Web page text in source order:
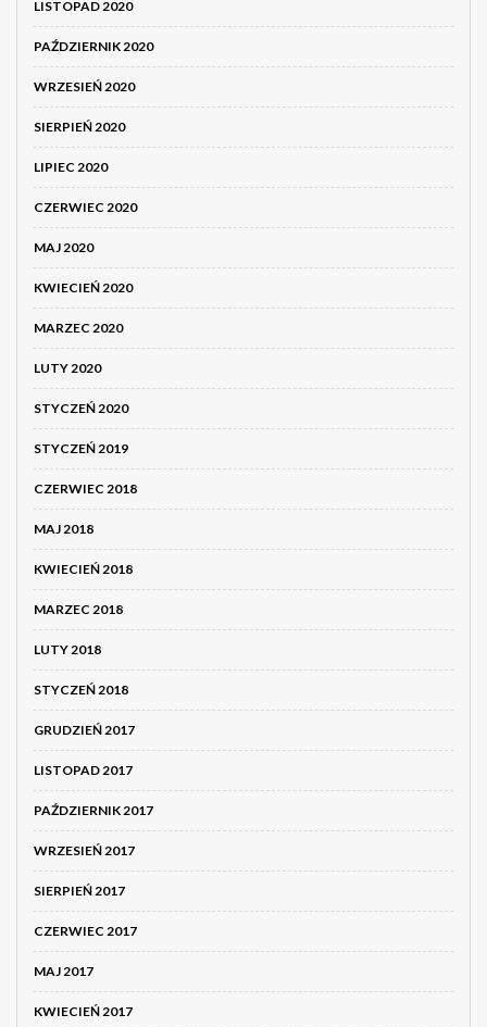
LISTOPAD 2020
PAŹDZIERNIK 2020
WRZESIEŃ 2020
SIERPIEŃ 2020
LIPIEC 2020
CZERWIEC 2020
MAJ 2020
KWIECIEŃ 2020
MARZEC 2020
LUTY 2020
STYCZEŃ 2020
STYCZEŃ 2019
CZERWIEC 2018
MAJ 2018
KWIECIEŃ 2018
MARZEC 2018
LUTY 2018
STYCZEŃ 2018
GRUDZIEŃ 2017
LISTOPAD 2017
PAŹDZIERNIK 2017
WRZESIEŃ 2017
SIERPIEŃ 2017
CZERWIEC 2017
MAJ 2017
KWIECIEŃ 2017